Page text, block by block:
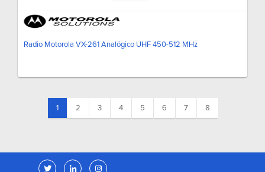
Radio Motorola VX-261 Analógico UHF 450-512 MHz
1(current)
2 3 4 5 6 7 8